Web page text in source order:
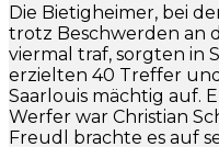
Die Bietigheimer, bei
trotz Beschwerden an
viermal traf, sorgten in
erzielten 40 Treffer
Saarlouis mächtig auf.
Werfer war Christian
Freudl brachte es auf